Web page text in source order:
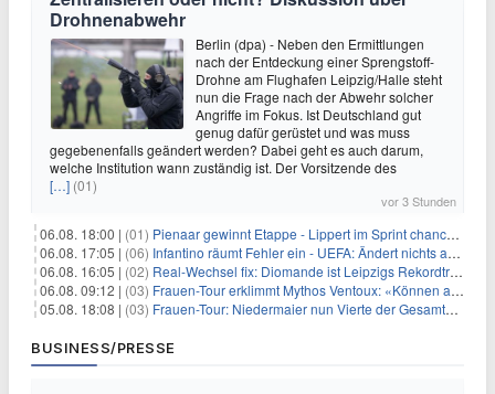
Drohnenabwehr
Berlin (dpa) - Neben den Ermittlungen
nach der Entdeckung einer Sprengstoff-
Drohne am Flughafen Leipzig/Halle steht
nun die Frage nach der Abwehr solcher
Angriffe im Fokus. Ist Deutschland gut
genug dafür gerüstet und was muss
gegebenenfalls geändert werden? Dabei geht es auch darum,
welche Institution wann zuständig ist. Der Vorsitzende des
[…] (01)
vor 3 Stunden
06.08. 18:00 | (01) Pienaar gewinnt Etappe - Lippert im Sprint chancenlos
06.08. 17:05 | (06) Infantino räumt Fehler ein - UEFA: Ändert nichts an Boykott
06.08. 16:05 | (02) Real-Wechsel fix: Diomande ist Leipzigs Rekordtransfer
06.08. 09:12 | (03) Frauen-Tour erklimmt Mythos Ventoux: «Können alles schaffen»
05.08. 18:08 | (03) Frauen-Tour: Niedermaier nun Vierte der Gesamtwertung
BUSINESS/PRESSE